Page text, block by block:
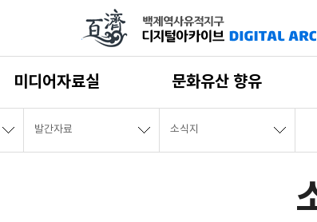
미디어자료실 문화유산 향유
발간자료 소식지